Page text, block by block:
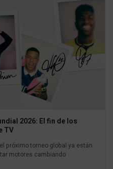
2026: El fin de los
TV
próximo torneo global ya están
motores cambiando